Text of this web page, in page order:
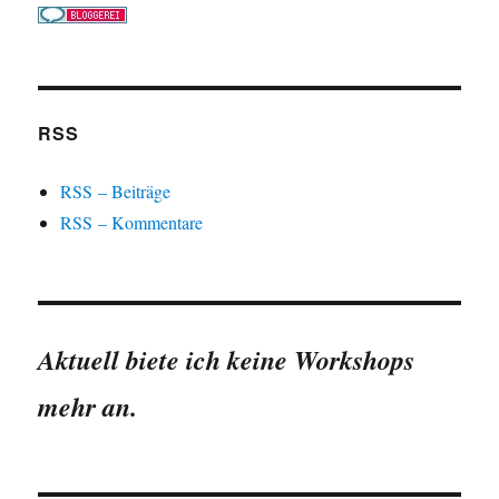
RSS
RSS – Beiträge
RSS – Kommentare
Aktuell biete ich keine Workshops
mehr an.